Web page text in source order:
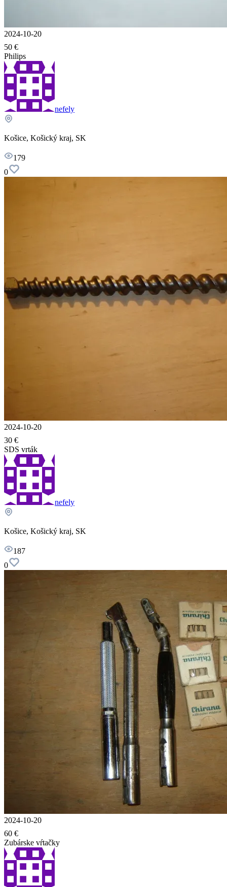
2024-10-20
50 €
Philips
nefely
Košice, Košický kraj, SK
179
0
2024-10-20
30 €
SDS vrták
nefely
Košice, Košický kraj, SK
187
0
2024-10-20
60 €
Zubárske vŕtačky